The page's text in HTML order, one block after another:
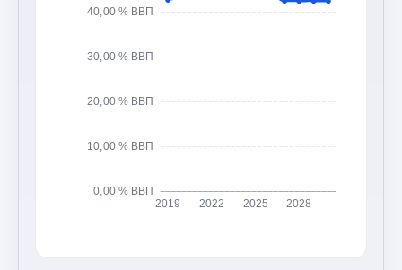
0,00 % ВВП
10,00 % ВВП
20,00 % ВВП
30,00 % ВВП
40,00 % ВВП
2019 2022 2025 2028